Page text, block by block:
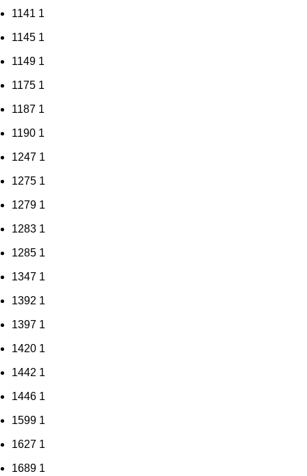
1141 1
1145 1
1149 1
1175 1
1187 1
1190 1
1247 1
1275 1
1279 1
1283 1
1285 1
1347 1
1392 1
1397 1
1420 1
1442 1
1446 1
1599 1
1627 1
1689 1